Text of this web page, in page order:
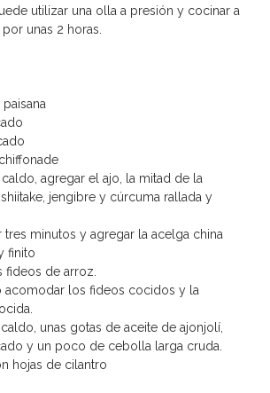
utilizar una olla a presión y cocinar a
unas 2 horas.
agregar el ajo, la mitad de la
jengibre y cúrcuma rallada y
tres minutos y agregar la acelga china
finito
fideos de arroz.
acomodar los fideos cocidos y la
unas gotas de aceite de ajonjolí,
y un poco de cebolla larga cruda.
hojas de cilantro